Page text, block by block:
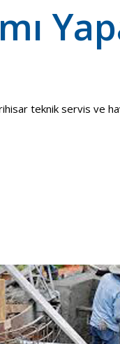
teknik servis ve